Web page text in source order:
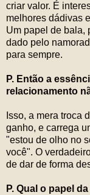
criar valor. É
melhores dádivas
Um papel de bala,
dado pelo
para sempre.
P. Então a
relacionamento
Isso, a mera troca
ganho, e carrega
"estou de olho no
você". O
de dar de forma
P. Qual o papel